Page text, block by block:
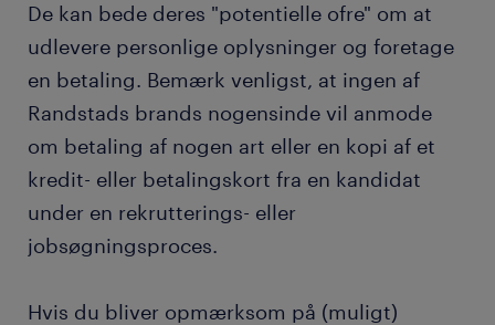
De kan bede deres "potentielle ofre" om at
udlevere personlige oplysninger og foretage
en betaling. Bemærk venligst, at ingen af
Randstads brands nogensinde vil anmode
om betaling af nogen art eller en kopi af et
kredit- eller betalingskort fra en kandidat
under en rekrutterings- eller
jobsøgningsproces.
Hvis du bliver opmærksom på (muligt)